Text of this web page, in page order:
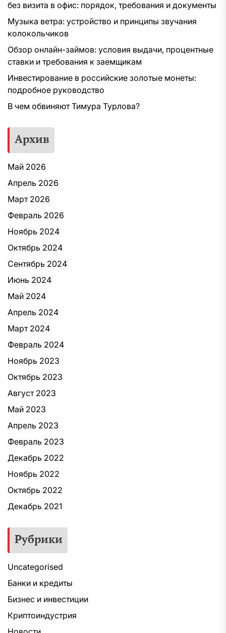
без визита в офис: порядок, требования и документы
Музыка ветра: устройство и принципы звучания
колокольчиков
Обзор онлайн-займов: условия выдачи, процентные
ставки и требования к заемщикам
Инвестирование в российские золотые монеты:
подробное руководство
В чем обвиняют Тимура Турлова?
Архив
Май 2026
Апрель 2026
Март 2026
Февраль 2026
Ноябрь 2024
Октябрь 2024
Сентябрь 2024
Июнь 2024
Май 2024
Апрель 2024
Март 2024
Февраль 2024
Ноябрь 2023
Октябрь 2023
Август 2023
Май 2023
Апрель 2023
Февраль 2023
Декабрь 2022
Ноябрь 2022
Октябрь 2022
Декабрь 2021
Рубрики
Uncategorised
Банки и кредиты
Бизнес и инвестиции
Криптоиндустрия